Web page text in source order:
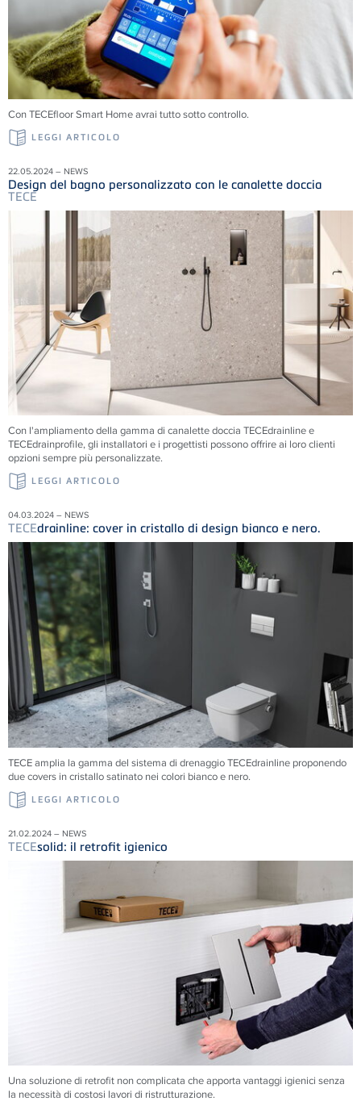
Con TECEfloor Smart Home avrai tutto sotto controllo.
LEGGI ARTICOLO
22.05.2024 – NEWS
Design del bagno personalizzato con le canalette doccia
TECE
Con l'ampliamento della gamma di canalette doccia TECEdrainline e
TECEdrainprofile, gli installatori e i progettisti possono offrire ai loro clienti
opzioni sempre più personalizzate.
LEGGI ARTICOLO
04.03.2024 – NEWS
TECEdrainline: cover in cristallo di design bianco e nero.
TECE amplia la gamma del sistema di drenaggio TECEdrainline proponendo
due covers in cristallo satinato nei colori bianco e nero.
LEGGI ARTICOLO
21.02.2024 – NEWS
TECEsolid: il retrofit igienico
Una soluzione di retrofit non complicata che apporta vantaggi igienici senza
la necessità di costosi lavori di ristrutturazione.